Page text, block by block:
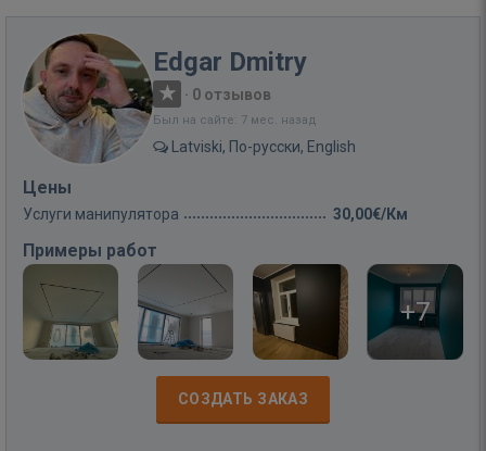
Edgar Dmitry
· 0 отзывов
Был на сайте: 7 мес. назад
Latviski, По-русски, English
Цены
Услуги манипулятора 30,00€/Км
Примеры работ
+7
СОЗДАТЬ ЗАКАЗ